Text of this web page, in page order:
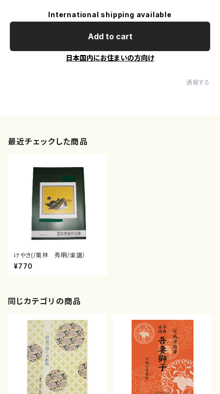
International shipping available
Add to cart
日本国内にお住まいの方向け
通報する
最近チェックした商品
けやき(/栗林 秀明/楽譜）
¥770
同じカテゴリの商品